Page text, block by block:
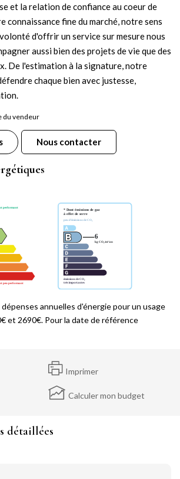
et la relation de confiance au coeur de
connaissance fine du marché, notre sens
d'offrir un service sur mesure nous
aussi bien des projets de vie que des
De l'estimation à la signature, notre
chaque bien avec justesse,
du vendeur
Nous contacter
annuelles d'énergie pour un usage
et 2690€. Pour la date de référence
Imprimer
Calculer mon budget
détaillées